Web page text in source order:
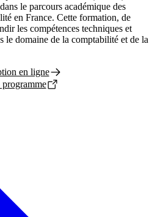
le parcours académique des
en France. Cette formation, de
les compétences techniques et
le domaine de la comptabilité et de la
en ligne
programme